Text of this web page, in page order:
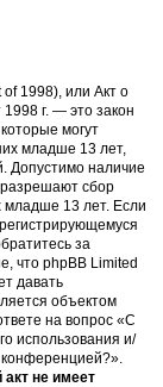
of 1998), или Акт о
г. — это закон
могут
младше 13 лет,
Допустимо наличие
разрешают сбор
13 лет. Если
за
что phpBB Limited
давать
объектом
на вопрос «С
использования и/
конференцией?».
не имеет